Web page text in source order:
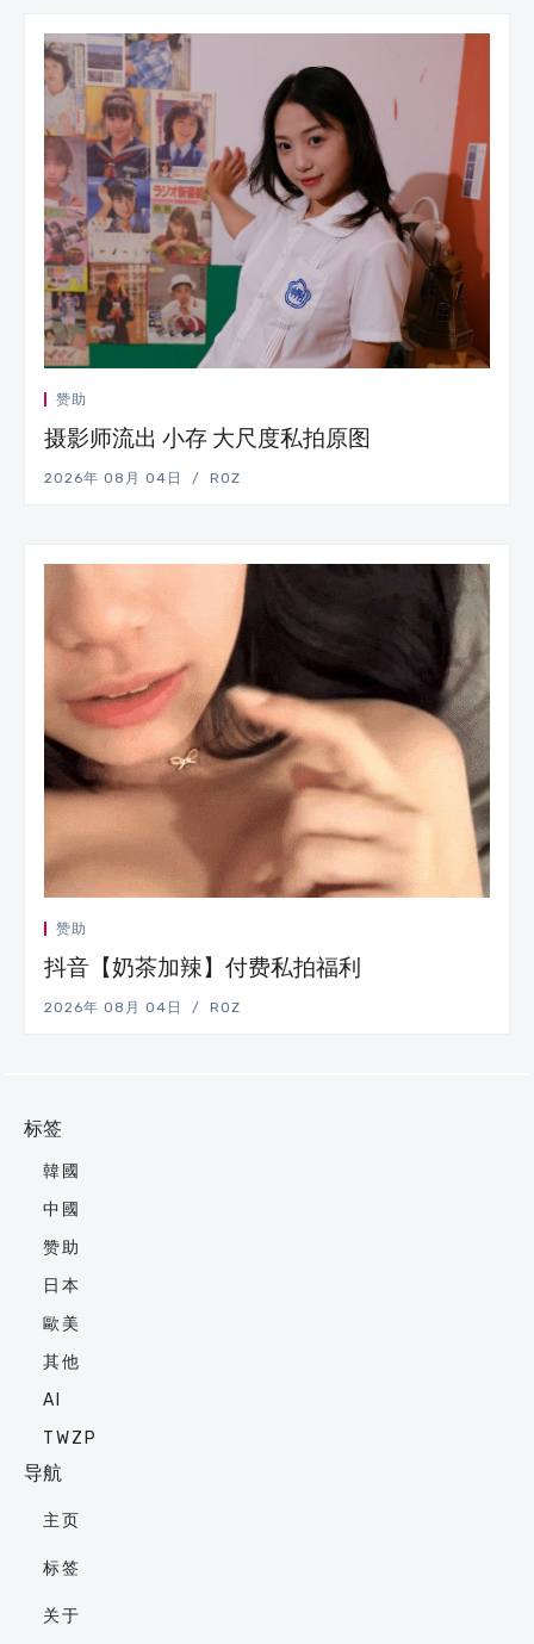
赞助
摄影师流出 小存 大尺度私拍原图
2026年 08月 04日 ROZ
赞助
抖音【奶茶加辣】付费私拍福利
2026年 08月 04日 ROZ
标签
韓國
中國
赞助
日本
歐美
其他
AI
TWZP
导航
主页
标签
关于